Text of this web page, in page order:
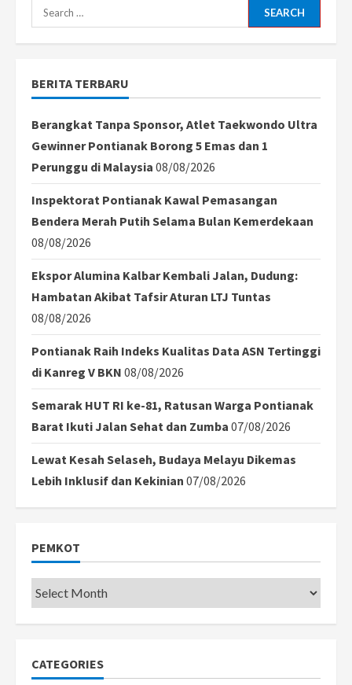
Search
for:
BERITA TERBARU
Berangkat Tanpa Sponsor, Atlet Taekwondo Ultra
Gewinner Pontianak Borong 5 Emas dan 1
Perunggu di Malaysia 08/08/2026
Inspektorat Pontianak Kawal Pemasangan
Bendera Merah Putih Selama Bulan Kemerdekaan
08/08/2026
Ekspor Alumina Kalbar Kembali Jalan, Dudung:
Hambatan Akibat Tafsir Aturan LTJ Tuntas
08/08/2026
Pontianak Raih Indeks Kualitas Data ASN Tertinggi
di Kanreg V BKN 08/08/2026
Semarak HUT RI ke-81, Ratusan Warga Pontianak
Barat Ikuti Jalan Sehat dan Zumba 07/08/2026
Lewat Kesah Selaseh, Budaya Melayu Dikemas
Lebih Inklusif dan Kekinian 07/08/2026
PEMKOT
Pemkot
CATEGORIES